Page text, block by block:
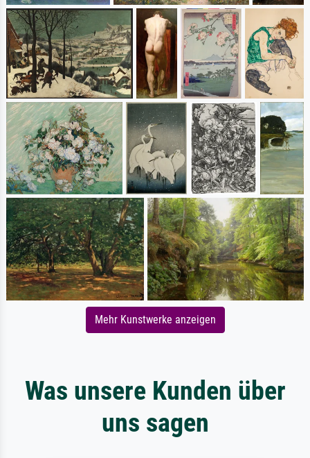
Mehr Kunstwerke anzeigen
Was unsere Kunden über
uns sagen